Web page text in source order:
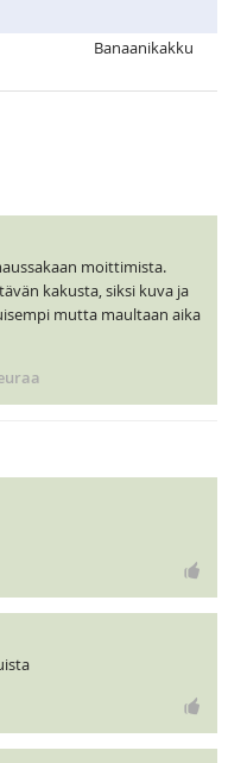
Banaanikakku
moittimista.
kakusta, siksi kuva ja
mutta maultaan aika